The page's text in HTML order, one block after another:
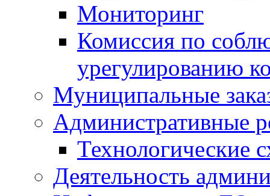
Мониторинг
Комиссия по
урегулированию
Муниципальные
Административные
Технологические
Деятельность